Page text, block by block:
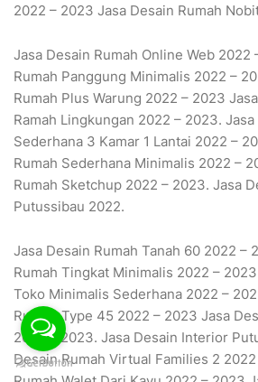
2022 – 2023 Jasa Desain Rumah
Jasa Desain Rumah Online Web 2022
Rumah Panggung Minimalis 2022 –
Rumah Plus Warung 2022 – 2023
Ramah Lingkungan 2022 – 2023.
Sederhana 3 Kamar 1 Lantai 2022 –
Rumah Sederhana Minimalis 2022 –
Rumah Sketchup 2022 – 2023. Jasa
Putussibau 2022.
Jasa Desain Rumah Tanah 60 2022 –
Rumah Tingkat Minimalis 2022 –
Toko Minimalis Sederhana 2022 –
Rumah Type 45 2022 – 2023 Jasa
2022 – 2023. Jasa Desain Interior
Desain Rumah Virtual Families 2